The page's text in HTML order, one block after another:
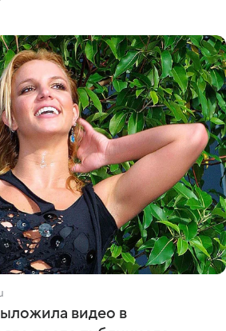
видео в